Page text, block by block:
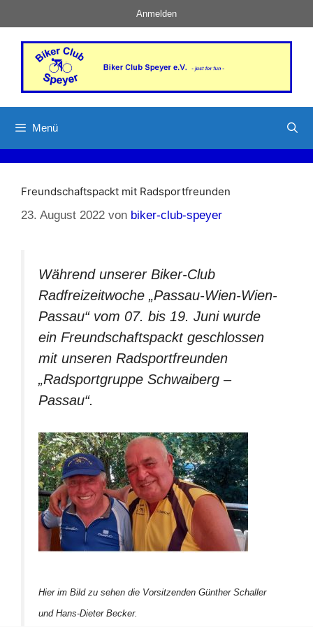
Inhalt
springen
Anmelden
Menü
Freundschaftspackt mit Radsportfreunden
23. August 2022 von biker-club-speyer
Während unserer Biker-Club
Radfreizeitwoche „Passau-Wien-Wien-
Passau“ vom 07. bis 19. Juni wurde
ein Freundschaftspackt geschlossen
mit unseren Radsportfreunden
„Radsportgruppe Schwaiberg –
Passau“.
Hier im Bild zu sehen die Vorsitzenden Günther Schaller
und Hans-Dieter Becker.